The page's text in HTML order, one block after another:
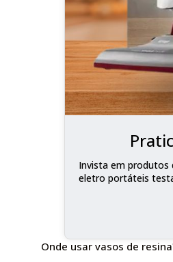
Invista em produtos
eletro portáteis
Onde usar vasos de